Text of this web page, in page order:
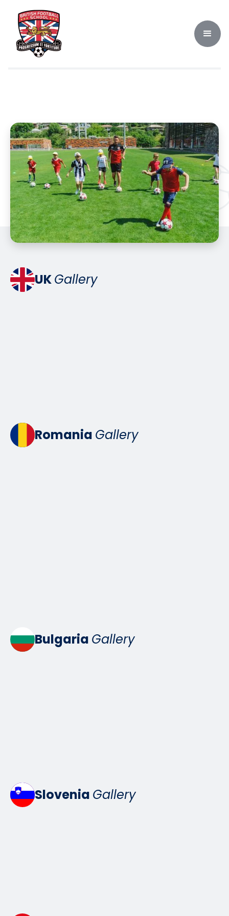
UKGallery
Romania Gallery
Bulgaria Gallery
Slovenia Gallery